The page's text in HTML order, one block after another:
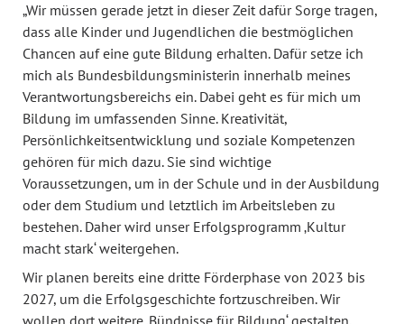
„Wir müssen gerade jetzt in dieser Zeit dafür Sorge tragen,
dass alle Kinder und Jugendlichen die bestmöglichen
Chancen auf eine gute Bildung erhalten. Dafür setze ich
mich als Bundesbildungsministerin innerhalb meines
Verantwortungsbereichs ein. Dabei geht es für mich um
Bildung im umfassenden Sinne. Kreativität,
Persönlichkeitsentwicklung und soziale Kompetenzen
gehören für mich dazu. Sie sind wichtige
Voraussetzungen, um in der Schule und in der Ausbildung
oder dem Studium und letztlich im Arbeitsleben zu
bestehen. Daher wird unser Erfolgsprogramm ‚Kultur
macht stark‘ weitergehen.
Wir planen bereits eine dritte Förderphase von 2023 bis
2027, um die Erfolgsgeschichte fortzuschreiben. Wir
wollen dort weitere ‚Bündnisse für Bildung‘ gestalten.